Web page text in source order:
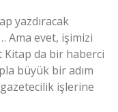
yazdıracak
Ama evet, işimizi
Kitap da bir haberci
büyük bir adım
işlerine